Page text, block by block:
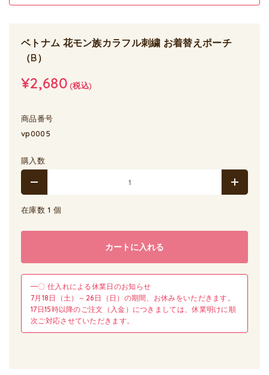
ベトナム 花モン族カラフル刺繍 お着替えポーチ
（B）
¥2,680(税込)
商品番号
vp0005
購入数
在庫数 1 個
カートに入れる
━〇 仕入れによる休業日のお知らせ
7月18日（土）～26日（日）の期間、お休みをいただきます。
17日15時以降のご注文（入金）につきましては、休業明けに順
次ご対応させていただきます。